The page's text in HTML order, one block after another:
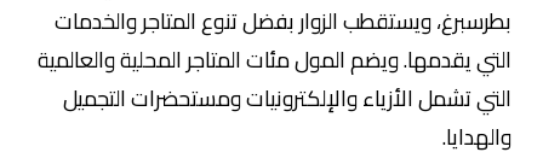
بطرسبرغ، ويستقطب الزوار بفضل تنوع المتاجر والخدمات
التي يقدمها. ويضم المول مئات المتاجر المحلية والعالمية
التي تشمل الأزياء والإلكترونيات ومستحضرات التجميل
والهدايا.